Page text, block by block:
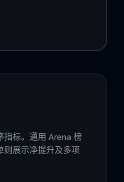
指标。通用 Arena 榜
则展示净提升及多项